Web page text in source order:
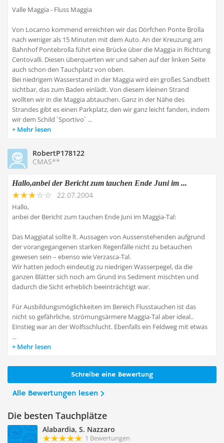
Valle Maggia - Fluss Maggia
Von Locarno kommend erreichten wir das Dörfchen Ponte Brolla
nach weniger als 15 Minuten mit dem Auto. An der Kreuzung am
Bahnhof Pontebrolla führt eine Brücke über die Maggia in Richtung
Centovalli. Diesen überquerten wir und sahen auf der linken Seite
auch schon den Tauchplatz von oben.
Bei niedrigem Wasserstand in der Maggia wird ein großes Sandbett
sichtbar, das zum Baden einlädt. Von diesem kleinen Strand
wollten wir in die Maggia abtauchen. Ganz in der Nähe des
Strandes gibt es einen Parkplatz, den wir ganz leicht fanden, indem
wir dem Schild ´Sportivo´ ...
Mehr lesen
RobertP178122
CMAS**
Hallo,anbei der Bericht zum tauchen Ende Juni im ...
22.07.2004
Hallo,
anbei der Bericht zum tauchen Ende Juni im Maggia-Tal:
Das Maggiatal sollte lt. Aussagen von Aussenstehenden aufgrund
der vorangegangenen starken Regenfälle nicht zu betauchen
gewesen sein – ebenso wie Verzasca-Tal.
Wir hatten jedoch eindeutig zu niedrigen Wasserpegel, da die
ganzen Blätter sich noch am Grund ins Sediment mischten und
dadurch die Sicht erheblich beeinträchtigt war.
Für Ausbildungsmöglichkeiten im Bereich Flusstauchen ist das
nicht so gefährliche, strömungsärmere Maggia-Tal aber ideal..
Einstieg war an der Wolfsschlucht. Ebenfalls ein Feldweg mit etwas
...
Mehr lesen
Schreibe eine Bewertung
Alle Bewertungen lesen
Die besten Tauchplätze
Alabardia, S. Nazzaro
1 Bewertungen